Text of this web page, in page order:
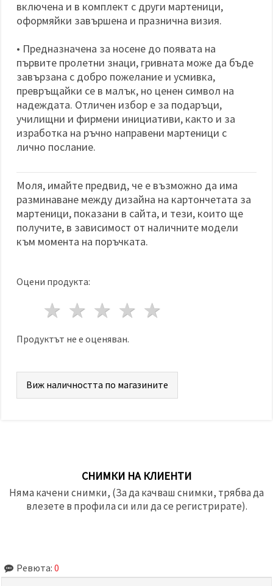
включена и в комплект с други мартеници,
оформяйки завършена и празнична визия.
• Предназначена за носене до появата на
първите пролетни знаци, гривната може да бъде
завързана с добро пожелание и усмивка,
превръщайки се в малък, но ценен символ на
надеждата. Отличен избор е за подаръци,
училищни и фирмени инициативи, както и за
изработка на ръчно направени мартеници с
лично послание.
Моля, имайте предвид, че е възможно да има
разминаване между дизайна на картончетата за
мартеници, показани в сайта, и тези, които ще
получите, в зависимост от наличните модели
към момента на поръчката.
Оцени продукта:
4 звезди
3 звезди
2 звезди
1 звезда
Продуктът не е оценяван.
Виж наличността по магазините
СНИМКИ НА КЛИЕНТИ
Няма качени снимки, (За да качваш снимки, трябва да
влезете в профила си или да се регистрирате).
Ревюта: 0